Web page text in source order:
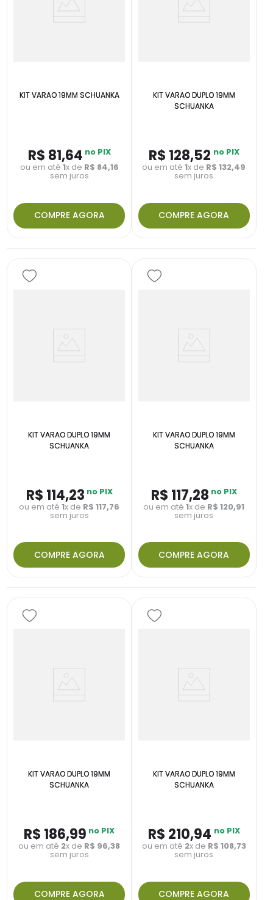
KIT VARAO 19MM SCHUANKA
R$ 81,64 no PIX
ou em até 1x de R$ 84,16
sem juros
COMPRE AGORA
KIT VARAO DUPLO 19MM
SCHUANKA
R$ 128,52 no PIX
ou em até1x de R$ 132,49
sem juros
COMPRE AGORA
KIT VARAO DUPLO 19MM
SCHUANKA
R$ 114,23 no PIX
ou em até1x de R$ 117,76
sem juros
COMPRE AGORA
KIT VARAO DUPLO 19MM
SCHUANKA
R$ 117,28 no PIX
ou em até1x de R$ 120,91
sem juros
COMPRE AGORA
KIT VARAO DUPLO 19MM
SCHUANKA
R$ 186,99 no PIX
ou em até 2x de R$ 96,38
sem juros
COMPRE AGORA
KIT VARAO DUPLO 19MM
SCHUANKA
R$ 210,94 no PIX
ou em até 2x de R$ 108,73
sem juros
COMPRE AGORA